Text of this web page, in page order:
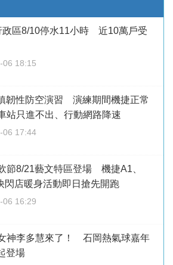
政區8/10停水11小時 近10萬戶受
06 18:15
韌性防空演習 演練期間機捷正常
站只進不出、行動網路降速
06 17:44
節8/21藝文特區登場 機捷A1、
閃店暖身活動即日搶先開跑
06 16:29
神李多慧來了！ 石岡熱氣球嘉年
登場